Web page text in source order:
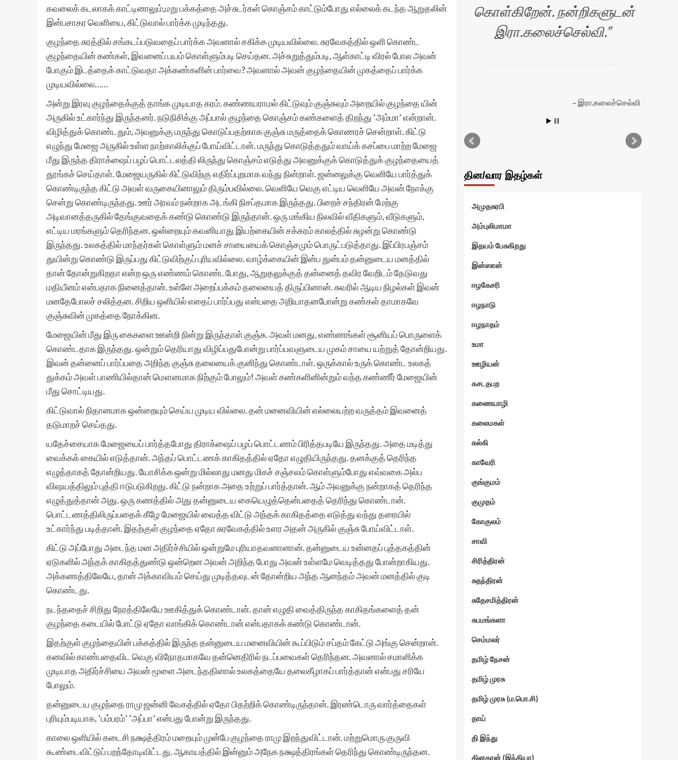
கவலைக் கடலாகக் காட்டினாலும்,மறு பக்கத்தை அச்சுடர்கள் கொஞ்சம் காட்டும்போது எல்லைக் கடந்த ஆறுதலின்
இன்பசாகர வெளியை, கிட்டுவால் பார்க்க முடிந்தது.
குழந்தை சுரத்தில் சங்கடப்படுவதைப் பார்க்க அவனால் சகிக்க முடியவில்லை. சுரவேகத்தில் ஒளி கொண்ட
குழந்தையின் கண்கள், இவனைப் பயம் கொள்ளும்படி செய்தன. அச்சுறுத்தும்படி, ஆள்காட்டி விரல் போல அவன்
போகும் இடத்தைக் காட்டுவதா அக்கண்களின் பார்வை? அவனால் அவன் குழந்தையின் முகத்தைப் பார்க்க
முடியவில்லை……
அன்று இரவு குழந்தைக்குத் தாங்க முடியாத கரம். கண்ணயராமல் கிட்டுவும் குஞ்சுவும் அறையில் குழந்தை யின்
அருகில் உட்கார்ந்து இருந்தனர். நடுநிசிக்கு அப்பால் குழந்தை கொஞ்சம் கண்களைத் திறந்து ‘அம்மா’ என்றான்.
விழித்துக் கொண்டதும், அவனுக்கு மருந்து கொடுப்பதற்காக குஞ்சு மருத்தைக் கொணரச் சென்றாள். கிட்டு
எழுந்து மேஜை அருகில் உள்ள நாற்காலிக்குப் போய்விட்டான். மருந்து கொடுத்ததும் வாய்க் கசப்பை மாற்ற மேஜை
மீது இருந்த திராக்ஷைப் பழப் பொட்டலத்தி லிருந்து கொஞ்சம் எடுத்து அவனுக்குக் கொடுத்துக் குழந்தையைத்
தூங்கச் செய்தாள். மேஜையருகில் கிட்டுவிற்கு எதிர்ப்புறமாக வந்து நின்றாள். ஜன்னலுக்கு வெளியே பார்த்துக்
கொண்டிருந்த கிட்டு அவள் வருகையினாலும் திரும்பவில்லை. வெளியே வெகு எட்டிய வெளியே அவன் நோக்கு
சென்று கொண்டிருந்தது. ஊர் அரவம் நன்றாக அடங்கி நிசப்தமாக இருந்தது. பிறைச் சந்திரன் மேற்கு
அடிவானத்தருகில் தேங்குவதைக் கண்டு கொண்டு இருந்தான். ஒரு மங்கிய நிலவில் வீதிகளும், வீடுகளும்,
எட்டிய மரங்களும் தெரிந்தன. ஒன்றையும் கவனியாது இயற்கையின் சக்கரம் காலத்தில் சுழன்று கொண்டு
இருந்தது. உலகத்தில் மாந்தர்கள் கொள்ளும் மனச் சாயையைக் கொஞ்சமும் பொருட்படுத்தாது. இப்பிரபஞ்சம்
துயின்று கொண்டு இருப்பது கிட்டுவிற்குப் புரியவில்லை. வாழ்க்கையின் இன்ப துன்பம் தன்னுடைய மனத்தில்
தான் தோன்றுகிறதா என்ற ஒரு எண்ணம் கொண்டபோது, ஆறுதலுக்குத் தன்னைத் தவிர வேறிடம் தேடுவது
மதியீனம் என்பதாக நினைத்தான். உள்ளே அறைப்பக்கம் தலையைத் திருப்பினான். சுவரில் ஆடிய நிழல்கள் இவன்
மனதேபோலச் சலித்தன. சிறிய ஒளியில் எதைப் பார்ப்பது என்பதை அறியாதனபோன்று கண்கள் தாமாகவே
குஞ்சுவின் முகத்தை நோக்கின.
மேஜையின் மீது இரு கைகளை ஊன்றி நின்று இருந்தாள் குஞ்சு. அவள் மனது, எண்ணங்கள் சூனியப் பொருளைக்
கொண்டதாக இருந்தது. ஒன்றும் தெரியாது விழிப்பதுபோன்று பார்ப்பவளுடைய முகம் சாயை யற்றுத் தோன்றியது.
இவன் தன்னைப் பார்ப்பதை அறிந்த குஞ்சு தலையைக் குனிந்து கொண்டாள். ஒருக்கால் உருக் கொண்ட உலகத்
துக்கம் அவள் பாணியில்தான் மௌனமாக நிற்கும் போலும்! அவள் கண்களினின்றும் வந்த கண்ணீர் மேஜையின்
மீது சொட்டியது.
கிட்டுவால் நிதானமாக ஒன்றையும் செய்ய முடிய வில்லை. தன் மனைவியின் எல்லையற்ற வருத்தம் இவனைத்
தடுமாறச் செய்தது.
யதேச்சையாக மேஜையைப் பார்த்தபோது திராக்ஷைப் பழப் பொட்டணம் பிரித்தபடியே இருந்தது. அதை மடித்து
வைக்கக் கையில் எடுத்தான். அந்தப் பொட்டணக் காகிதத்தில் ஏதோ எழுதியிருந்தது. தனக்குத் தெரிந்த
எழுத்தாகத் தோன்றியது. யோசிக்க ஒன்று மில்லாது மனது மிகச் சஞ்சலம் கொள்ளும்போது எவ்வகை அல்ப
விஷயத்திலும் புத்தி ஈடுபடுகிறது. கிட்டு நன்றாக அதை உற்றுப் பார்த்தான். ஆம் அவனுக்கு நன்றாகத் தெரிந்த
எழுத்துத்தான் அது. ஒரு கணத்தில் அது தன்னுடைய கையெழுத்தென்பதைத் தெரிந்து கொண்டான்.
பொட்டணத்திலிருப்பதைக் கீழே மேஜையில் வைத்த விட்டு அந்தக் காகிதத்தை எடுத்து வந்து தரையில்
உட்கார்ந்து படித்தான். இதற்குள் குழந்தை ஏதோ சுரவேகத்தில் உளர அதன் அருகில் குஞ்சு போய்விட்டாள்.
கிட்டு அப்போது அடைந்த மன அதிர்ச்சியில் ஒன்றுமே புரியாதவனானான். தன்னுடைய உன்னதப் புத்தகத்தின்
ஏடுகளில் அந்தக் காகிதத்துண்டு ஒன்றென அவன் அறிந்த போது அவன் உள்ளமே வெடித்தது போன்றாகியது.
அக்கணத்திலேயே, தான் அக்காவியம் செய்து முடித்தவுடன் தோன்றிய அந்த ஆனந்தம் அவன் மனத்தில் குடி
கொண்டது.
நடந்ததைச் சிறிது நேரத்திலேயே ஊகித்துக் கொண்டான். தான் எழுதி வைத்திருந்த காகிதங்களைத் தன்
குழந்தை கடையில் போட்டு ஏதோ வாங்கிக் கொண்டான் என்பதாகக் கண்டு கொண்டான்.
இதற்குள் குழந்தையின் பக்கத்தில் இருந்த தன்னுடைய மனைவியின் கூப்பிடும் சப்தம் கேட்டு அங்கு சென்றான்.
கனவில் காண்பதைவிட வெகு விநோதமாகவே தன்னெதிரில் நடப்பவைகள் தெரிந்தன. அவனால் சமாளிக்க
முடியாத அதிர்ச்சியை அவன் மூளை அடைந்ததினால் உலகத்தையே தலைகீழாகப் பார்த்தான் என்பது சரியே
போலும்.
தன்னுடைய குழந்தை ராமு ஜன்னி வேகத்தில் ஏதோ பிதற்றிக் கொண்டிருந்தான். இரண்டொரு வார்த்தைகள்
புரியும்படியாக, ‘பம்பரம்’ ‘அப்பா’ என்பது போன்று இருந்தது.
காலை ஒளியில் கடைசி நக்ஷத்திரம் மறையும் முன்பே குழந்தை ராமு இறந்துவிட்டான். மற்றுமொரு குருவி
கூண்டைவிட்டுப் பறந்தோடிவிட்டது. ஆகாயத்தில் இன்னும் அநேக நக்ஷத்திரங்கள் தெரிந்து கொண்டிருந்தன.
கொள்கிறேன். நன்றிகளுடன்
இரா.கலைச்செல்வி.
இரா.கலைச்செல்வி
தின/வார இதழ்கள்
அமுதசுரபி
அம்புலிமாமா
இதயம் பேசுகிறது
இன்ஸான்
ஈழகேசரி
ஈழநாடு
ஈழநாதம்
உமா
ஊழியன்
கசடதபற
கணையாழி
கலைமகள்
கல்கி
காவேரி
குங்குமம்
குமுதம்
கோகுலம்
சாவி
சிரித்திரன்
சுதந்திரன்
சுதேசமித்திரன்
சுபமங்களா
செம்மலர்
தமிழ் நேசன்
தமிழ் முரசு
தமிழ் முரசு (ம.பொ.சி)
தாய்
தி இந்து
தினகரன் (இந்தியா)